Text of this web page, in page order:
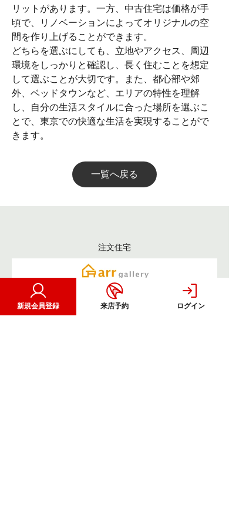
リットがあります。一方、中古住宅は価格が手
頃で、リノベーションによってオリジナルの空
間を作り上げることができます。
どちらを選ぶにしても、立地やアクセス、周辺
環境をしっかりと確認し、長く住むことを想定
して選ぶことが大切です。また、都心部や郊
外、ベッドタウンなど、エリアの特性を理解
し、自分の生活スタイルに合った場所を選ぶこ
とで、東京での快適な生活を実現することがで
きます。
一覧へ戻る
注文住宅
CORPORATE
新規会員登録 来店予約 ログイン